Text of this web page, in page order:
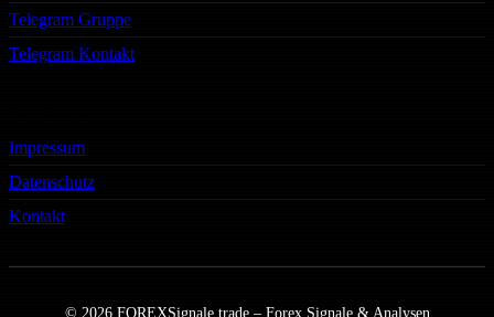
Telegram Gruppe
Telegram Kontakt
Impressum
Datenschutz
Kontakt
© 2026 FOREXSignale.trade – Forex Signale & Analysen